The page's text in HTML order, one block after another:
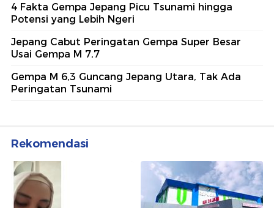
4 Fakta Gempa Jepang Picu Tsunami hingga
Potensi yang Lebih Ngeri
Jepang Cabut Peringatan Gempa Super Besar
Usai Gempa M 7,7
Gempa M 6,3 Guncang Jepang Utara, Tak Ada
Peringatan Tsunami
Rekomendasi